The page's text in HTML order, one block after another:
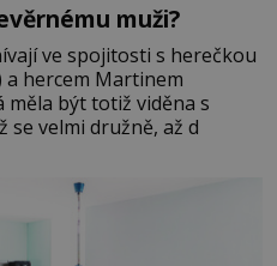
muži?
ve spojitosti s herečkou
hercem Martinem
měla být totiž viděna s
se velmi družně, až d